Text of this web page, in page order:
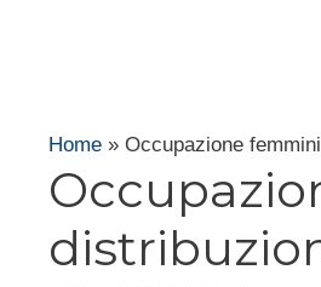
Home » Occupazione